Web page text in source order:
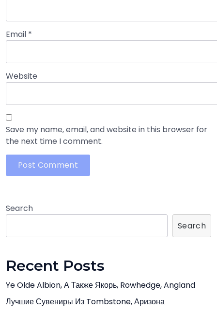
Email *
Website
Save my name, email, and website in this browser for
the next time I comment.
Search
Search
Recent Posts
Ye Olde Albion, А Также Якорь, Rowhedge, Angland
Лучшие Сувениры Из Tombstone, Аризона